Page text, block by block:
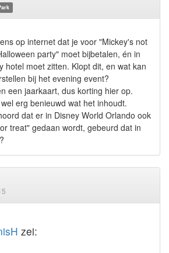
op internet dat je voor "Mickey's not
party" moet bijbetalen, én in
hotel moet zitten. Klopt dit, en wat kan
bij het evening event?
een jaarkaart, dus korting hier op.
erg benieuwd wat het inhoudt.
dat er in Disney World Orlando ook
treat" gedaan wordt, gebeurd dat in
zei: